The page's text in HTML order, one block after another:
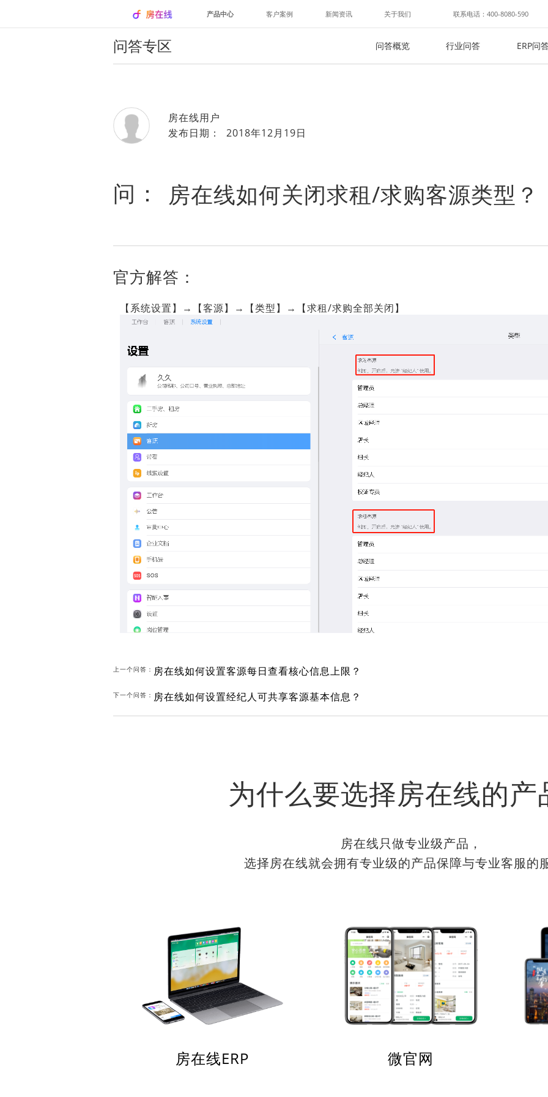
产品中心 客户案例 新闻资讯 关于我们 联系电话：400-8080-590
问答专区 问答概览 行业问答 ERP问
房在线用户
发布日期： 2018年12月19日
问： 房在线如何关闭求租/求购客源类型？
官方解答：
【系统设置】→【客源】→【类型】→【求租/求购全部关闭】
上一个问答： 房在线如何设置客源每日查看核心信息上限？
下一个问答： 房在线如何设置经纪人可共享客源基本信息？
为什么要选择房在线的产
房在线只做专业级产品，
选择房在线就会拥有专业级的产品保障与专业客服的
房在线ERP 微官网